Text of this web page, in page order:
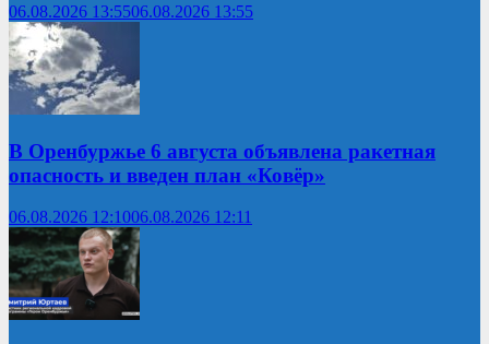
06.08.2026 13:5506.08.2026 13:55
В Оренбуржье 6 августа объявлена ракетная
опасность и введен план «Ковёр»
06.08.2026 12:1006.08.2026 12:11